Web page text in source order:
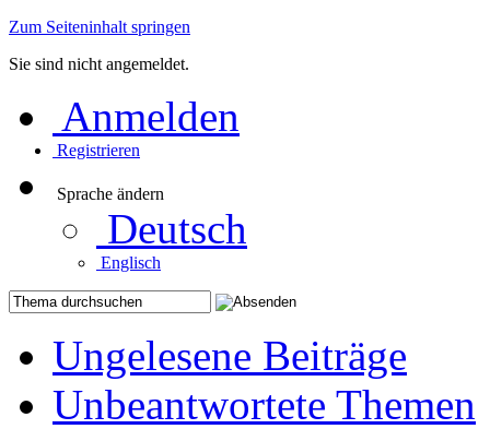
Zum Seiteninhalt springen
Sie sind nicht angemeldet.
Anmelden
Registrieren
Sprache ändern
Deutsch
Englisch
Ungelesene Beiträge
Unbeantwortete Themen